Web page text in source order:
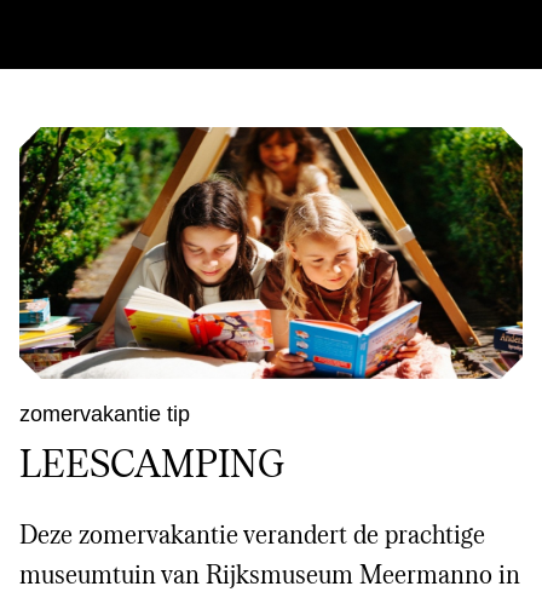
zomervakantie tip
LEESCAMPING
Deze zomervakantie verandert de prachtige
museumtuin van Rijksmuseum Meermanno in